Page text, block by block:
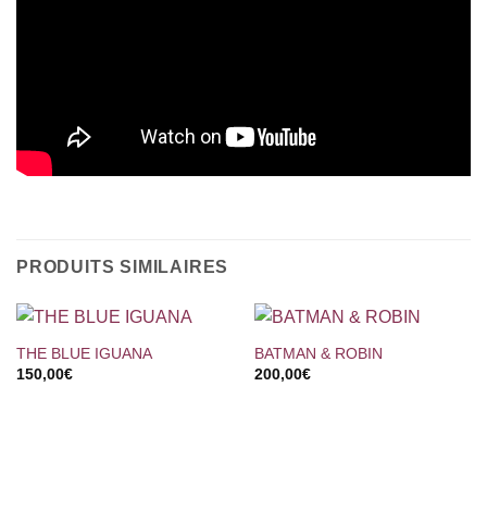
PRODUITS SIMILAIRES
THE BLUE IGUANA
150,00€
BATMAN & ROBIN
200,00€